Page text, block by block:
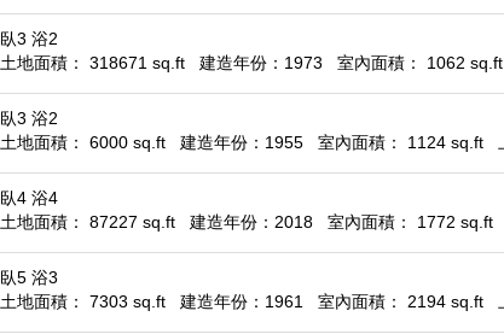
臥3 浴2
土地面積： 318671 sq.ft
建造年份：1973 室內面積： 1062 sq.ft
臥3 浴2
土地面積： 6000 sq.ft
建造年份：1955 室內面積： 1124 sq.ft
臥4 浴4
土地面積： 87227 sq.ft
建造年份：2018 室內面積： 1772 sq.ft
臥5 浴3
土地面積： 7303 sq.ft
建造年份：1961 室內面積： 2194 sq.ft